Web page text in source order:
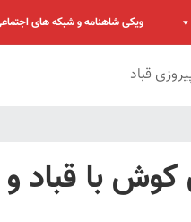
ویکی شاهنامه و شبکه های
قباد
با قباد و